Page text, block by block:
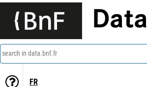
Data
search in data.bnf.fr
FR